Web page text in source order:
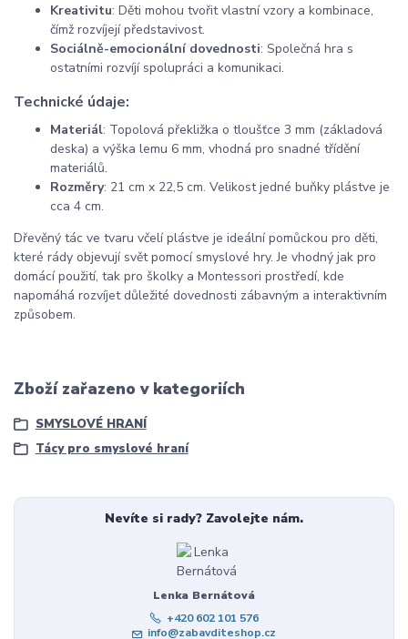
Kreativitu: Děti mohou tvořit vlastní vzory a kombinace,
čímž rozvíjejí představivost.
Sociálně-emocionální dovednosti: Společná hra s
ostatními rozvíjí spolupráci a komunikaci.
Technické údaje:
Materiál: Topolová překližka o tloušťce 3 mm (základová
deska) a výška lemu 6 mm, vhodná pro snadné třídění
materiálů.
Rozměry: 21 cm x 22,5 cm. Velikost jedné buňky plástve je
cca 4 cm.
Dřevěný tác ve tvaru včelí plástve je ideální pomůckou pro děti,
které rády objevují svět pomocí smyslové hry. Je vhodný jak pro
domácí použití, tak pro školky a Montessori prostředí, kde
napomáhá rozvíjet důležité dovednosti zábavným a interaktivním
způsobem.
Zboží zařazeno v kategoriích
SMYSLOVÉ HRANÍ
Tácy pro smyslové hraní
Nevíte si rady? Zavolejte nám.
Lenka Bernátová
+420 602 101 576
info@zabavditeshop.cz